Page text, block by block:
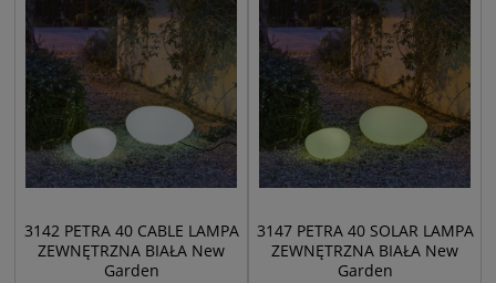
3142 PETRA 40 CABLE LAMPA
ZEWNĘTRZNA BIAŁA New
Garden
3147 PETRA 40 SOLAR LAMPA
ZEWNĘTRZNA BIAŁA New
Garden